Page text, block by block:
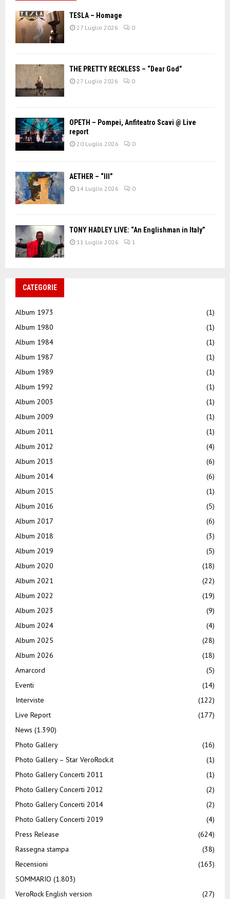
TESLA – Homage
27 Luglio 2026 0
THE PRETTY RECKLESS – “Dear God”
27 Luglio 2026 0
OPETH – Pompei, Anfiteatro Scavi @ Live
report
20 Luglio 2026 0
AETHER – “III”
14 Luglio 2026 0
TONY HADLEY LIVE: “An Englishman in Italy”
11 Luglio 2026 1
CATEGORIE
Album 1973
(1)
Album 1980
(1)
Album 1984
(1)
Album 1987
(1)
Album 1989
(1)
Album 1992
(1)
Album 2003
(1)
Album 2009
(1)
Album 2011
(1)
Album 2012
(4)
Album 2013
(6)
Album 2014
(6)
Album 2015
(1)
Album 2016
(5)
Album 2017
(6)
Album 2018
(3)
Album 2019
(5)
Album 2020
(18)
Album 2021
(22)
Album 2022
(19)
Album 2023
(9)
Album 2024
(4)
Album 2025
(28)
Album 2026
(18)
Amarcord
(5)
Eventi
(14)
Interviste
(122)
Live Report
(177)
News (1.390)
Photo Gallery
(16)
Photo Gallery – Star VeroRock.it
(1)
Photo Gallery Concerti 2011
(1)
Photo Gallery Concerti 2012
(2)
Photo Gallery Concerti 2014
(2)
Photo Gallery Concerti 2019
(4)
Press Release
(624)
Rassegna stampa
(38)
Recensioni
(163)
SOMMARIO (1.803)
VeroRock English version
(27)